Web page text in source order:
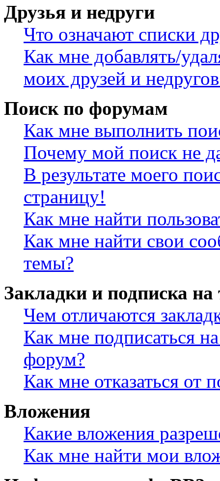
Друзья и недруги
Что означают списки
Как мне добавлять/
моих друзей и
Поиск по форумам
Как мне выполнить
Почему мой поиск не
В результате моего
страницу!
Как мне найти
Как мне найти свои
темы?
Закладки и подписка
Чем отличаются
Как мне подписаться
форум?
Как мне отказаться от
Вложения
Какие вложения
Как мне найти мои